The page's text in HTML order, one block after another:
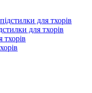
для тхорів